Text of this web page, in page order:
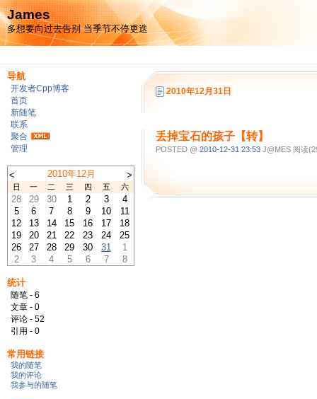
James
多想要向过去告别 当季节不停更迭
导航
开发者Cpp博客
首页
新随笔
联系
聚合
管理
< 2010年12月 >
日 一 二 三 四 五 六
28 29 30 1 2 3
4
5
6 7 8 9 10
11
12
13 14 15 16 17
18
19
20 21 22 23 24
25
26
27 28 29 30 31
1
2
3 4 5 6 7 8
统计
随笔 - 6
文章 - 0
评论 - 52
引用 - 0
常用链接
我的随笔
我的评论
我参与的随笔
2010年12月31日
丢掉宝石的孩子【转】
POSTED @ 2010-12-31 23:53 J@MES 阅读